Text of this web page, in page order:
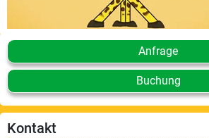
Anfrage
Buchung
Kontakt